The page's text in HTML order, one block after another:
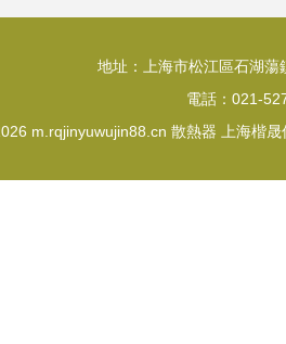
地址：上海市松江區石湖蕩
電話：021-
m.rqjinyuwujin88.cn 散熱器 上海楷晟